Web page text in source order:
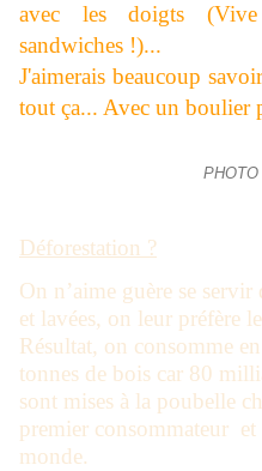
avec les doigts
sandwiches !)...
J'aimerais beaucoup
tout ça... Avec un boulier
Déforestation ?
On n’aime guère se servir
et lavées, on leur préfère
Résultat, on consomme
tonnes de bois car 80
sont mises à la poubelle
premier consommateur
monde.